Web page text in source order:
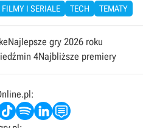
FILMY I SERIALE TECH TEMATY
Najlepsze gry 2026 roku
4Najbliższe premiery